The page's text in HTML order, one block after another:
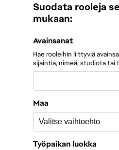
Suodata rooleja
mukaan:
Suodata rooleja
Avainsanat
Hae rooleihin liittyviä
sijaintia, nimeä, studiota tai
Maa
Työpaikan luokka